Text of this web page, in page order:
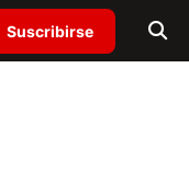
Suscribirse